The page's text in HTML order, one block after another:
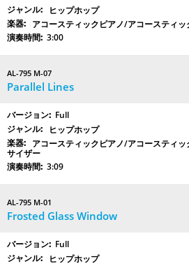
ヒップホップ
アコースティックピアノ/アコースティ
3:00
AL-795 M-07
Parallel Lines
Full
ヒップホップ
アコースティックピアノ/アコースティ
サイザー
3:09
AL-795 M-01
Frosted Glass Window
Full
ヒップホップ